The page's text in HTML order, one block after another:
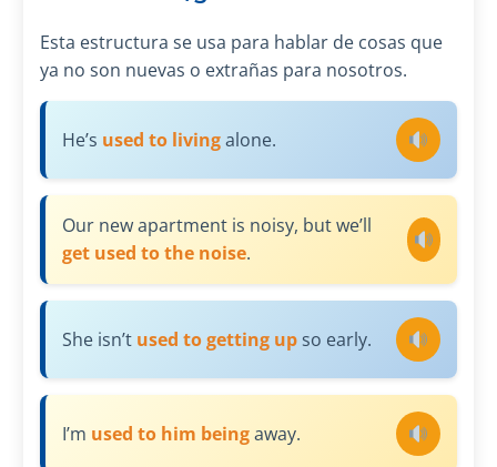
Esta estructura se usa para hablar de cosas que
ya no son nuevas o extrañas para nosotros.
He’s used to livingalone.
Our new apartment is noisy, but we’ll
get used to the noise.
She isn’t used to getting upso early.
I’m used to him beingaway.